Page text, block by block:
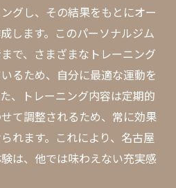
質を上げるテクノロジー
ネスニーズに応える方法
わえない特別な体験
実感する進化のプロセス
ムの個別プランで効率的な
成と効果的な運用
に描く目標達成の道
グし、その結果をもとにオー
します。このパーソナルジム
で、さまざまなトレーニング
るため、自分に最適な運動を
、トレーニング内容は定期的
て調整されるため、常に効果
れます。これにより、名古屋
は、他では味わえない充実感